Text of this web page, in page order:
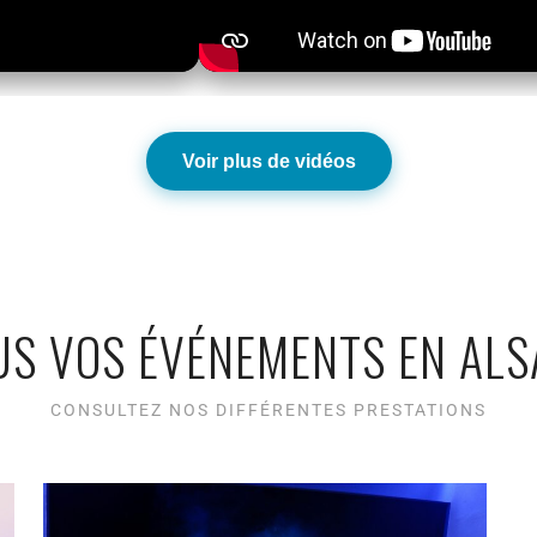
Voir plus de vidéos
VOS ÉVÉNEMENTS EN
CONSULTEZ NOS DIFFÉRENTES PRESTATIONS